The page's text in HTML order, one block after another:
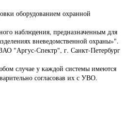
оборудованием охранной
наблюдения, предназначенным для
вневедомственной охраны»".
"Аргус-Спектр", г. Санкт-Петербург
случае у каждой системы имеются
согласовав их с УВО.